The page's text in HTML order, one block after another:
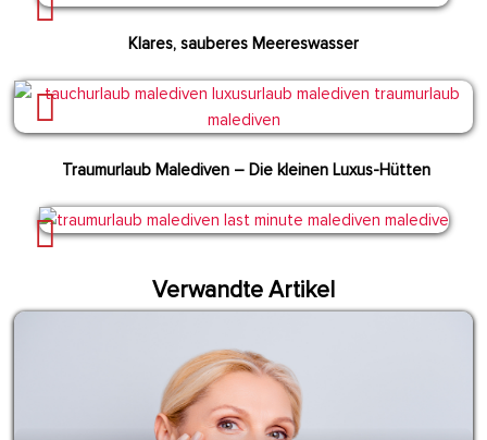
Klares, sauberes Meereswasser
Traumurlaub Malediven – Die kleinen Luxus-Hütten
Verwandte Artikel